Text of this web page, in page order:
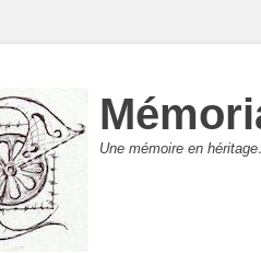
Une mémoire en